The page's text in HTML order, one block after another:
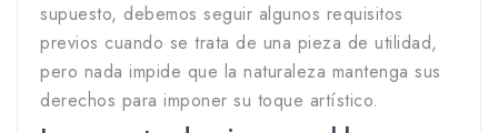
supuesto, debemos seguir algunos requisitos
previos cuando se trata de una pieza de utilidad,
pero nada impide que la naturaleza mantenga sus
derechos para imponer su toque artístico.